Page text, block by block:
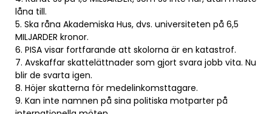
låna till.
5. Ska råna Akademiska Hus, dvs. universiteten på 6,5
MILJARDER kronor.
6. PISA visar fortfarande att skolorna är en katastrof.
7. Avskaffar skattelättnader som gjort svara jobb vita. Nu
blir de svarta igen.
8. Höjer skatterna för medelinkomsttagare.
9. Kan inte namnen på sina politiska motparter på